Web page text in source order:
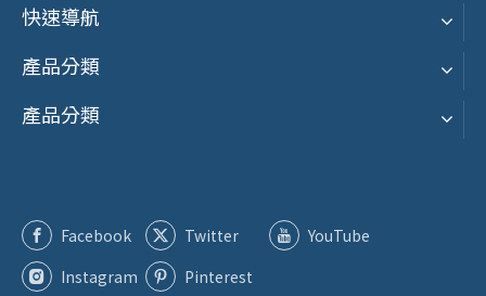
快速導航
產品分類
產品分類
Facebook Twitter
YouTube
Instagram
Pinterest